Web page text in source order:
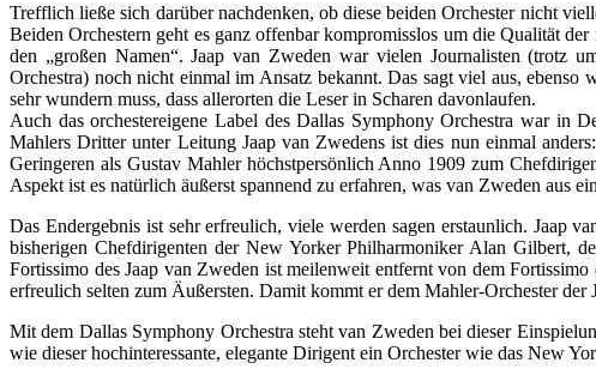
Trefflich ließe sich darüber nachdenken, ob diese beiden Orchester nicht
Beiden Orchestern geht es ganz offenbar kompromisslos um die Qualität
den „großen Namen“. Jaap van Zweden war vielen Journalisten (trotz
Orchestra) noch nicht einmal im Ansatz bekannt. Das sagt viel aus,
sehr wundern muss, dass allerorten die Leser in Scharen davonlaufen.
Auch das orchestereigene Label des Dallas Symphony Orchestra war in
Mahlers Dritter unter Leitung Jaap van Zwedens ist dies nun einmal
Geringeren als Gustav Mahler höchstpersönlich Anno 1909 zum
Aspekt ist es natürlich äußerst spannend zu erfahren, was van Zweden aus
Das Endergebnis ist sehr erfreulich, viele werden sagen erstaunlich. Jaap
bisherigen Chefdirigenten der New Yorker Philharmoniker Alan Gilbert,
Fortissimo des Jaap van Zweden ist meilenweit entfernt von dem
erfreulich selten zum Äußersten. Damit kommt er dem Mahler-Orchester
Mit dem Dallas Symphony Orchestra steht van Zweden bei dieser
wie dieser hochinteressante, elegante Dirigent ein Orchester wie das New